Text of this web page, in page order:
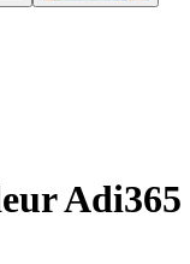
Adi365